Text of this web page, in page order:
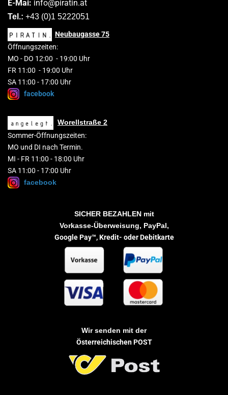
E-Mai: info@piratin.at
Tel.: +43 (0)1 5222051
Neubaugasse75
Öffnungszeiten:
MO - DO 1 2:00 - 19:00 Uhr
FR 11:00 - 19:00 Uhr
SA 11:00 - 17:00 Uhr
facebook
Worellstraße 2
Sommer-Öffnungszeiten:
MO und DI nach Termin.
MI - FR 11:00 - 18:00 Uhr
SA 11:00 - 17:00 Uhr
facebook
SICHER BEZAHLENmit
Vorkasse-Überweisung, PayPal,
Google Pay™,Kredit- oder Debitkarte
Wir senden mit der
Österreichischen POST